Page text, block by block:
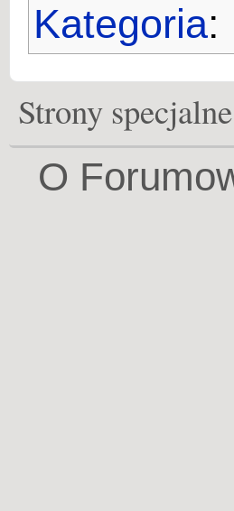
Kategoria:
Strony specjalne
O